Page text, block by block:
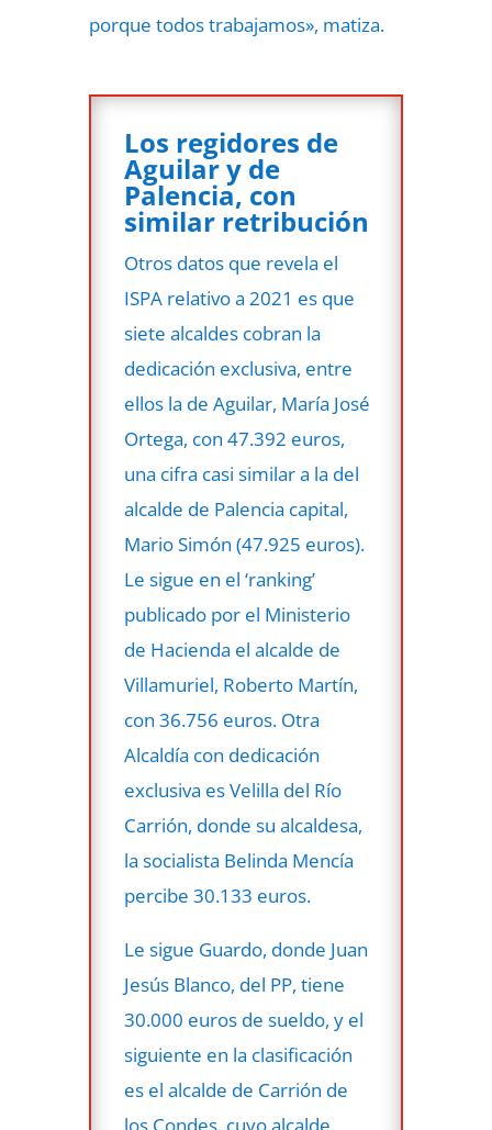
porque todos trabajamos», matiza.
Los regidores de
Aguilar y de
Palencia, con
similar retribución
Otros datos que revela el
ISPA relativo a 2021 es que
siete alcaldes cobran la
dedicación exclusiva, entre
ellos la de Aguilar, María José
Ortega, con 47.392 euros,
una cifra casi similar a la del
alcalde de Palencia capital,
Mario Simón (47.925 euros).
Le sigue en el ‘ranking’
publicado por el Ministerio
de Hacienda el alcalde de
Villamuriel, Roberto Martín,
con 36.756 euros. Otra
Alcaldía con dedicación
exclusiva es Velilla del Río
Carrión, donde su alcaldesa,
la socialista Belinda Mencía
percibe 30.133 euros.
Le sigue Guardo, donde Juan
Jesús Blanco, del PP, tiene
30.000 euros de sueldo, y el
siguiente en la clasificación
es el alcalde de Carrión de
los Condes, cuyo alcalde,